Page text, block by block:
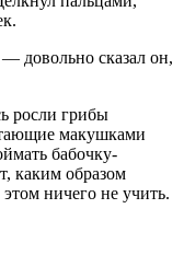
довольно сказал он,
росли грибы
макушками
бабочку-
каким образом
ничего не учить.